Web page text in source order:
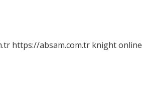
https://absam.com.tr knight online